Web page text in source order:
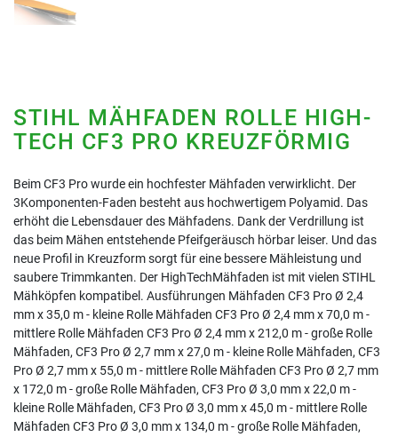
STIHL MÄHFADEN ROLLE HIGH-
TECH CF3 PRO KREUZFÖRMIG
Beim CF3 Pro wurde ein hochfester Mähfaden verwirklicht. Der
3Komponenten-Faden besteht aus hochwertigem Polyamid. Das
erhöht die Lebensdauer des Mähfadens. Dank der Verdrillung ist
das beim Mähen entstehende Pfeifgeräusch hörbar leiser. Und das
neue Profil in Kreuzform sorgt für eine bessere Mähleistung und
saubere Trimmkanten. Der HighTechMähfaden ist mit vielen STIHL
Mähköpfen kompatibel. Ausführungen Mähfaden CF3 Pro Ø 2,4
mm x 35,0 m - kleine Rolle Mähfaden CF3 Pro Ø 2,4 mm x 70,0 m -
mittlere Rolle Mähfaden CF3 Pro Ø 2,4 mm x 212,0 m - große Rolle
Mähfaden, CF3 Pro Ø 2,7 mm x 27,0 m - kleine Rolle Mähfaden, CF3
Pro Ø 2,7 mm x 55,0 m - mittlere Rolle Mähfaden CF3 Pro Ø 2,7 mm
x 172,0 m - große Rolle Mähfaden, CF3 Pro Ø 3,0 mm x 22,0 m -
kleine Rolle Mähfaden, CF3 Pro Ø 3,0 mm x 45,0 m - mittlere Rolle
Mähfaden CF3 Pro Ø 3,0 mm x 134,0 m - große Rolle Mähfaden,